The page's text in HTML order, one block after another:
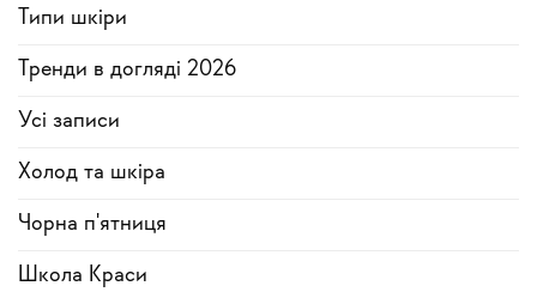
Типи шкіри
Тренди в догляді 2026
Усi записи
Холод та шкіра
Чорна п'ятниця
Школа Краси